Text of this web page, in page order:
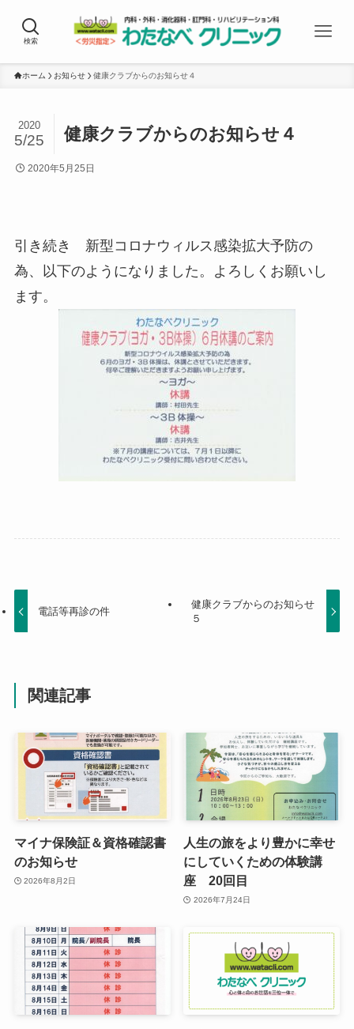
検索
ホーム お知らせ 健康クラブからのお知らせ４
健康クラブからのお知らせ４
2020
5/25
2020年5月25日
引き続き 新型コロナウィルス感染拡大予防の
為、以下のようになりました。よろしくお願いし
ます。
電話等再診の件
健康クラブからのお知らせ
５
関連記事
マイナ保険証＆資格確認書
のお知らせ
2026年8月2日
人生の旅をより豊かに幸せ
にしていくための体験講
座 20回目
2026年7月24日